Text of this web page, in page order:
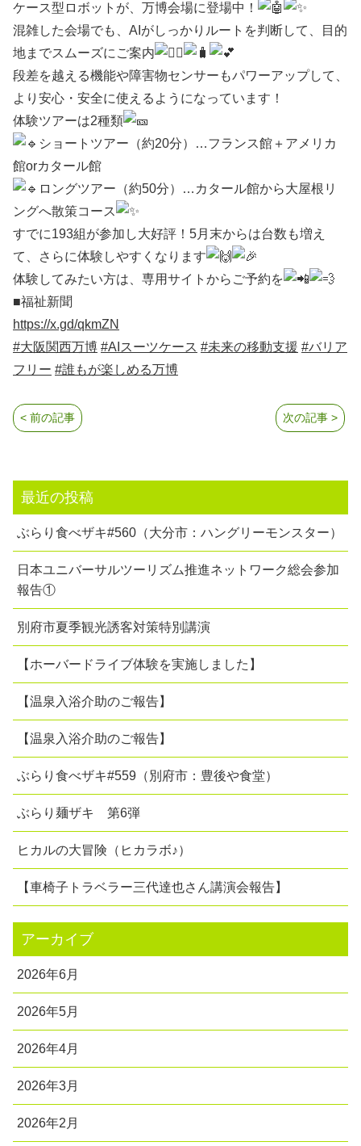
ケース型ロボットが、万博会場に登場中！
混雑した会場でも、AIがしっかりルートを判断して、目的
地までスムーズにご案内
段差を越える機能や障害物センサーもパワーアップして、
より安心・安全に使えるようになっています！
体験ツアーは2種類
ショートツアー（約20分）…フランス館＋アメリカ
館orカタール館
ロングツアー（約50分）…カタール館から大屋根リ
ングへ散策コース
すでに193組が参加し大好評！5月末からは台数も増え
て、さらに体験しやすくなります
体験してみたい方は、専用サイトからご予約を
■福祉新聞
https://x.gd/qkmZN
#大阪関西万博 #AIスーツケース #未来の移動支援 #バリア
フリー #誰もが楽しめる万博
次の記事 >
< 前の記事
最近の投稿
ぶらり食べザキ#560（大分市：ハングリーモンスター）
日本ユニバーサルツーリズム推進ネットワーク総会参加
報告①
別府市夏季観光誘客対策特別講演
【ホーバードライブ体験を実施しました】
【温泉入浴介助のご報告】
【温泉入浴介助のご報告】
ぶらり食べザキ#559（別府市：豊後や食堂）
ぶらり麺ザキ 第6弾
ヒカルの大冒険（ヒカラボ♪）
【車椅子トラベラー三代達也さん講演会報告】
アーカイブ
2026年6月
2026年5月
2026年4月
2026年3月
2026年2月